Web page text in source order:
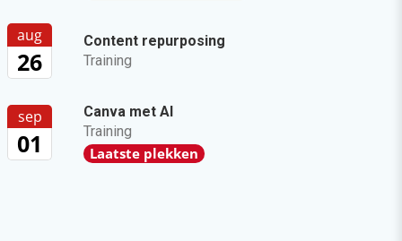
aug
26
Content repurposing
Training
sep
01
Canva met AI
Training
Laatste plekken